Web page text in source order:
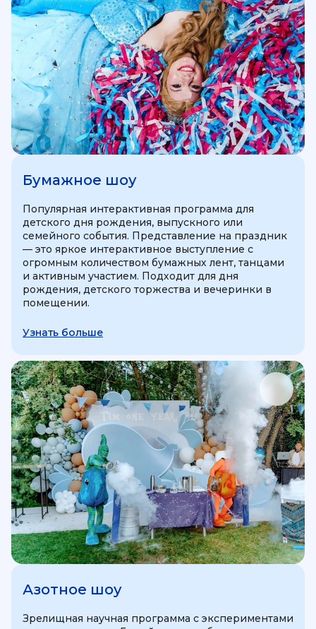
Бумажное шоу
Популярная интерактивная программа для
детского дня рождения, выпускного или
семейного события. Представление на праздник
— это яркое интерактивное выступление с
огромным количеством бумажных лент, танцами
и активным участием. Подходит для дня
рождения, детского торжества и вечеринки в
помещении.
Узнать больше
Азотное шоу
Зрелищная научная программа с экспериментами